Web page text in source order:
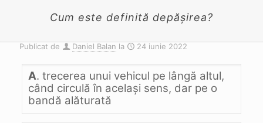
Cum este definită depăşirea?
Publicat de Daniel Balan la 24 iunie 2022
A. trecerea unui vehicul pe lângă altul,
când circulă în acelaşi sens, dar pe o
bandă alăturată